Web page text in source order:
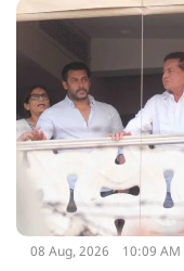
मदद के लिए उनके द्वारा
08 Aug, 2026 10:09 AM